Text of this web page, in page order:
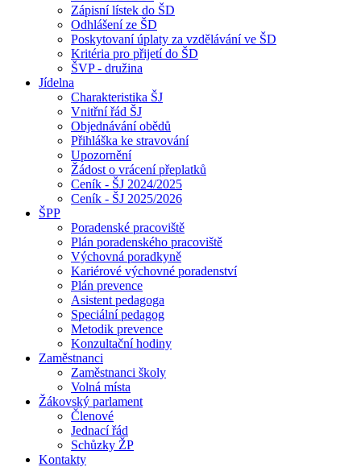
Zápisní lístek do ŠD
Odhlášení ze ŠD
Poskytovaní úplaty za vzdělávání ve ŠD
Kritéria pro přijetí do ŠD
ŠVP - družina
Jídelna
Charakteristika ŠJ
Vnitřní řád ŠJ
Objednávání obědů
Přihláška ke stravování
Upozornění
Žádost o vrácení přeplatků
Ceník - ŠJ 2024/2025
Ceník - ŠJ 2025/2026
ŠPP
Poradenské pracoviště
Plán poradenského pracoviště
Výchovná poradkyně
Kariérové výchovné poradenství
Plán prevence
Asistent pedagoga
Speciální pedagog
Metodik prevence
Konzultační hodiny
Zaměstnanci
Zaměstnanci školy
Volná místa
Žákovský parlament
Členové
Jednací řád
Schůzky ŽP
Kontakty